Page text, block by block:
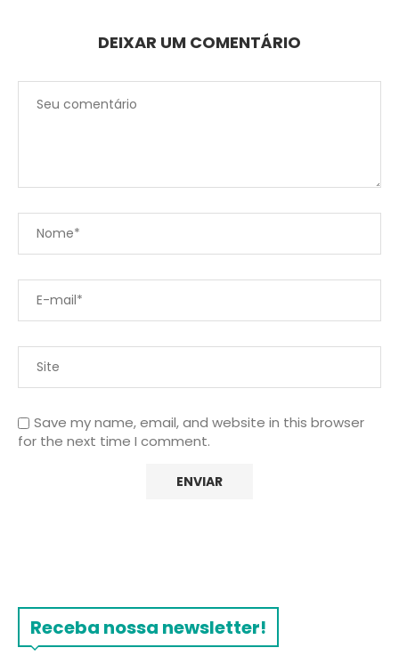
DEIXAR UM COMENTÁRIO
Save my name, email, and website in this browser
for the next time I comment.
Receba nossa newsletter!